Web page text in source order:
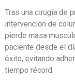
Tras una cirugía de
intervención de
pierde masa
paciente desde el
éxito, evitando
tiempo récord.